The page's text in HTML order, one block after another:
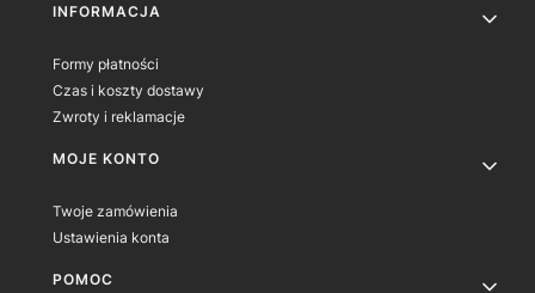
INFORMACJA
Formy płatności
Czas i koszty dostawy
Zwroty i reklamacje
MOJE KONTO
Twoje zamówienia
Ustawienia konta
POMOC